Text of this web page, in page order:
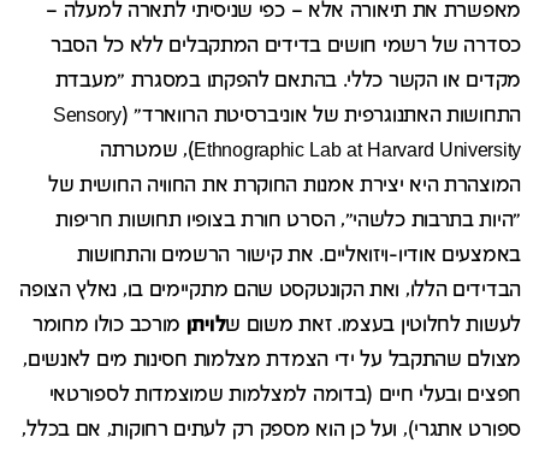
מאפשרת את תיאורה אלא – כפי שניסיתי לתארה למעלה –
כסדרה של רשמי חושים בדידים המתקבלים ללא כל הסבר
מקדים או הקשר כללי. בהתאם להפקתו במסגרת "מעבדת
התחושות האתנוגרפית של אוניברסיטת הרווארד" (Sensory
Ethnographic Lab at Harvard University), שמטרתה
המוצהרת היא יצירת אמנות החוקרת את החוויה החושית של
"היות בתרבות כלשהי", הסרט חורת בצופיו תחושות חריפות
באמצעים אודיו-ויזואליים. את קישור הרשמים והתחושות
הבדידים הללו, ואת הקונטקסט שהם מתקיימים בו, נאלץ הצופה
לעשות לחלוטין בעצמו. זאת משום שלויתן מורכב כולו מחומר
מצולם שהתקבל על ידי הצמדת מצלמות חסינות מים לאנשים,
חפצים ובעלי חיים (בדומה למצלמות שמוצמדות לספורטאי
ספורט אתגרי), ועל כן הוא מספק רק לעתים רחוקות, אם בכלל,